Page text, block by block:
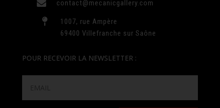
 contact@mecanicgallery.com

1007, rue Ampère
69400 Villefranche sur Saône
POUR RECEVOIR LA NEWSLETTER :